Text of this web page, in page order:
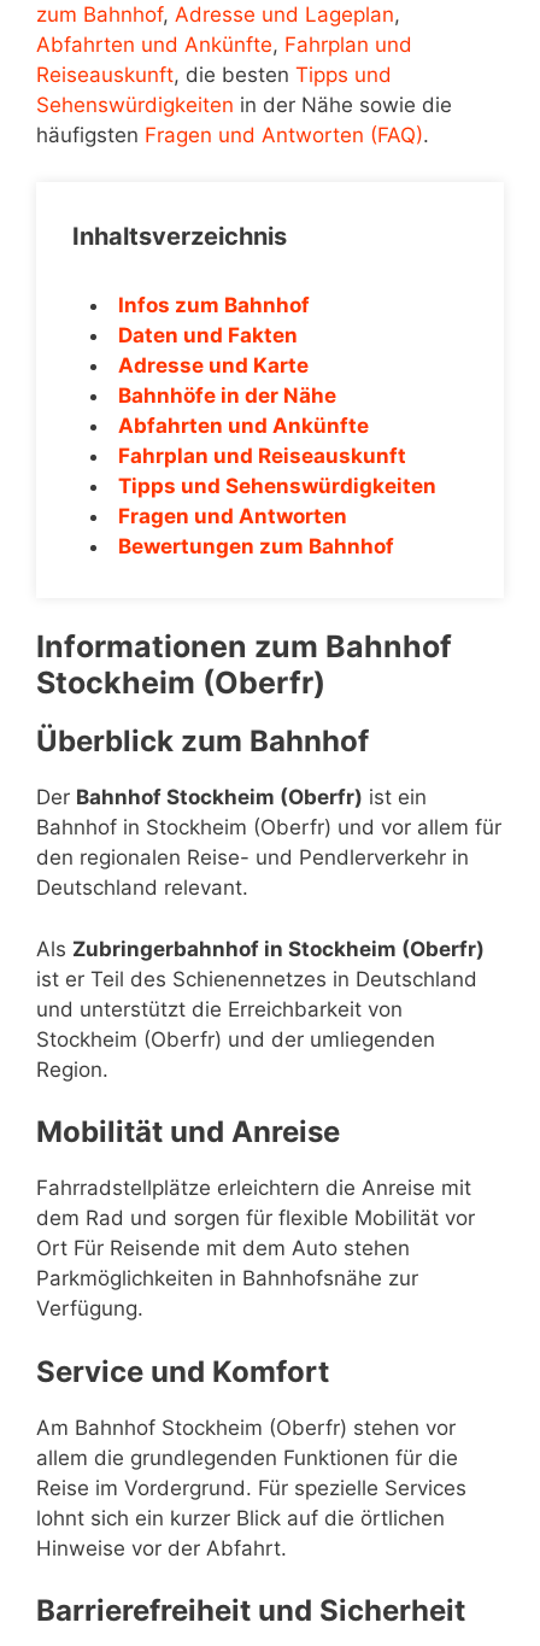
zum Bahnhof, Adresse und Lageplan,
Abfahrten und Ankünfte, Fahrplan und
Reiseauskunft, die besten Tipps und
Sehenswürdigkeiten in der Nähe sowie die
häufigsten Fragen und Antworten (FAQ).
Inhaltsverzeichnis
Infos zum Bahnhof
Daten und Fakten
Adresse und Karte
Bahnhöfe in der Nähe
Abfahrten und Ankünfte
Fahrplan und Reiseauskunft
Tipps und Sehenswürdigkeiten
Fragen und Antworten
Bewertungen zum Bahnhof
Informationen zum Bahnhof
Stockheim (Oberfr)
Überblick zum Bahnhof
Der Bahnhof Stockheim (Oberfr) ist ein
Bahnhof in Stockheim (Oberfr) und vor allem für
den regionalen Reise- und Pendlerverkehr in
Deutschland relevant.
Als Zubringerbahnhof in Stockheim (Oberfr)
ist er Teil des Schienennetzes in Deutschland
und unterstützt die Erreichbarkeit von
Stockheim (Oberfr) und der umliegenden
Region.
Mobilität und Anreise
Fahrradstellplätze erleichtern die Anreise mit
dem Rad und sorgen für flexible Mobilität vor
Ort Für Reisende mit dem Auto stehen
Parkmöglichkeiten in Bahnhofsnähe zur
Verfügung.
Service und Komfort
Am Bahnhof Stockheim (Oberfr) stehen vor
allem die grundlegenden Funktionen für die
Reise im Vordergrund. Für spezielle Services
lohnt sich ein kurzer Blick auf die örtlichen
Hinweise vor der Abfahrt.
Barrierefreiheit und Sicherheit